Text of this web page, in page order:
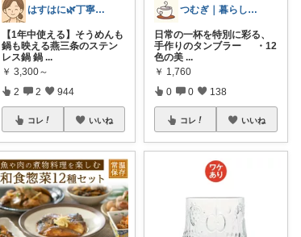
はすはに🌿丁寧な暮らし
【1年中使える】そうめんも
鍋も映える燕三条のステン
レス鍋 鍋 ...
￥ 3,300～
2 2 944
コレ いいね
つむぎ｜暮らしを少し豊かに
日常の一杯を特別に彩る、
手作りのタンブラー ・12
色の美 ...
￥ 1,760
0 0 138
コレ いいね